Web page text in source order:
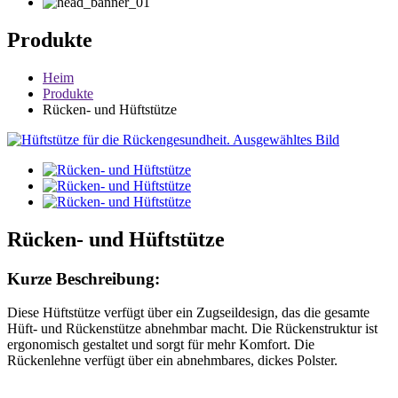
Produkte
Heim
Produkte
Rücken- und Hüftstütze
Rücken- und Hüftstütze
Kurze Beschreibung:
Diese Hüftstütze verfügt über ein Zugseildesign, das die gesamte
Hüft- und Rückenstütze abnehmbar macht. Die Rückenstruktur ist
ergonomisch gestaltet und sorgt für mehr Komfort. Die
Rückenlehne verfügt über ein abnehmbares, dickes Polster.